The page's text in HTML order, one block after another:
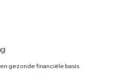
gezonde financiële basis